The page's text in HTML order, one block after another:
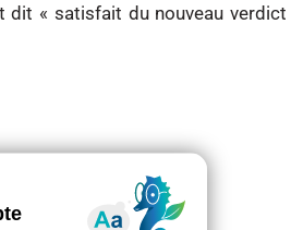
dit « satisfait du nouveau verdict